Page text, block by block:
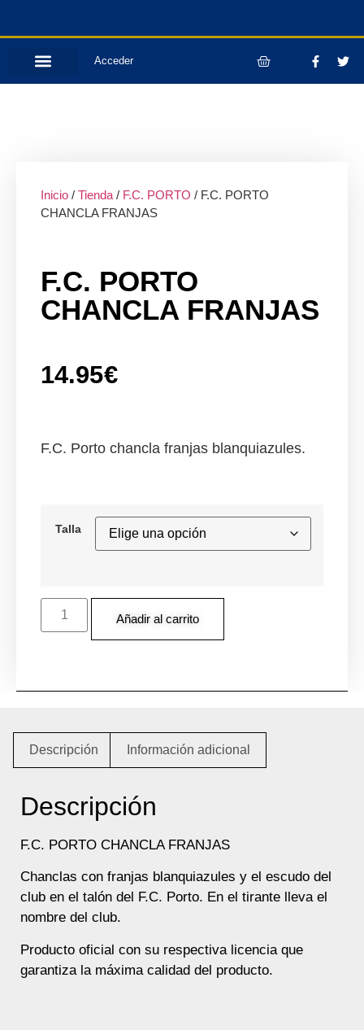
Acceder
Inicio / Tienda / F.C. PORTO / F.C. PORTO
CHANCLA FRANJAS
F.C. PORTO
CHANCLA FRANJAS
14.95€
F.C. Porto chancla franjas blanquiazules.
Talla
Añadir al carrito
Descripción Información adicional
Descripción
F.C. PORTO CHANCLA FRANJAS
Chanclas con franjas blanquiazules y el escudo del
club en el talón del F.C. Porto. En el tirante lleva el
nombre del club.
Producto oficial con su respectiva licencia que
garantiza la máxima calidad del producto.